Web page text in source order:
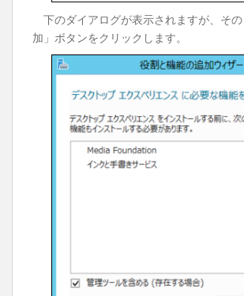
下のダイアログが表示されますが、そ
加」ボタンをクリックします。